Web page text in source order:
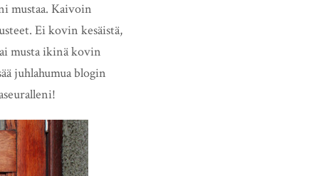
mustaa. Kaivoin
Ei kovin kesäistä,
musta ikinä kovin
juhlahumua blogin